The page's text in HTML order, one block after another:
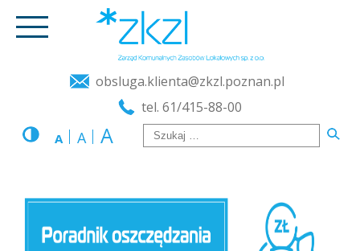
obsluga.klienta@zkzl.poznan.pl
tel. 61/415-88-00
A A A